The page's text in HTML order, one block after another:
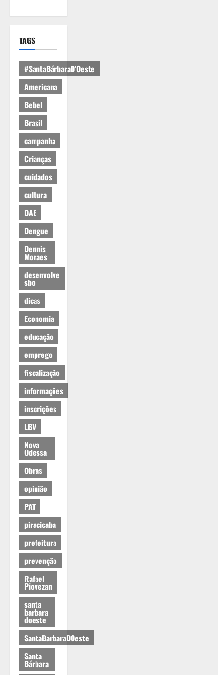
TAGS
#SantaBárbaraD'Oeste
Americana
Bebel
Brasil
campanha
Crianças
cuidados
cultura
DAE
Dengue
Dennis
Moraes
desenvolve
sbo
dicas
Economia
educação
emprego
fiscalização
informações
inscrições
LBV
Nova
Odessa
Obras
opinião
PAT
piracicaba
prefeitura
prevenção
Rafael
Piovezan
santa
barbara
doeste
SantaBarbaraDOeste
Santa
Bárbara